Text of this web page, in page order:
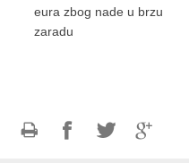
eura zbog nade u brzu
zaradu